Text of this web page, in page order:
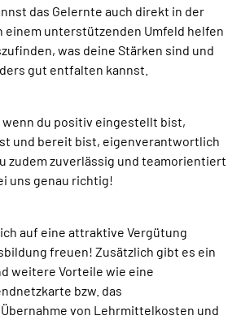
das Gelernte auch direkt in der
einem unterstützenden Umfeld helfen
was deine Stärken sind und
gut entfalten kannst.
wenn du positiv eingestellt bist,
und bereit bist, eigenverantwortlich
zudem zuverlässig und teamorientiert
uns genau richtig!
auf eine attraktive Vergütung
freuen! Zusätzlich gibt es ein
weitere Vorteile wie eine
bzw. das
von Lehrmittelkosten und